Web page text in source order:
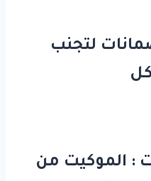
لتجنب
: الموكيت من